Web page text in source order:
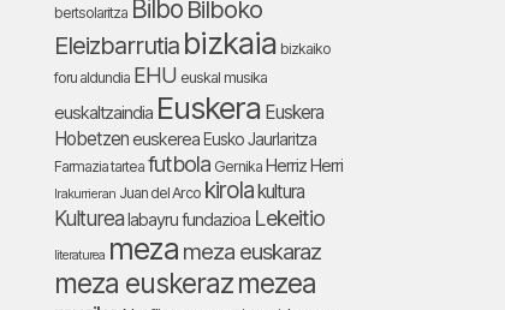
bertsolaritza Bilbo Bilboko
Eleizbarrutia bizkaia bizkaiko
foru aldundia EHU euskal musika
euskaltzaindia Euskera Euskera
Hobetzeneuskerea Eusko Jaurlaritza
Farmazia tartea futbola Gernika Herriz Herri
Irakurrieran Juan del Arco kirola kultura
Kulturealabayru fundazioa Lekeitio
literaturea meza meza euskaraz
meza euskerazmezea